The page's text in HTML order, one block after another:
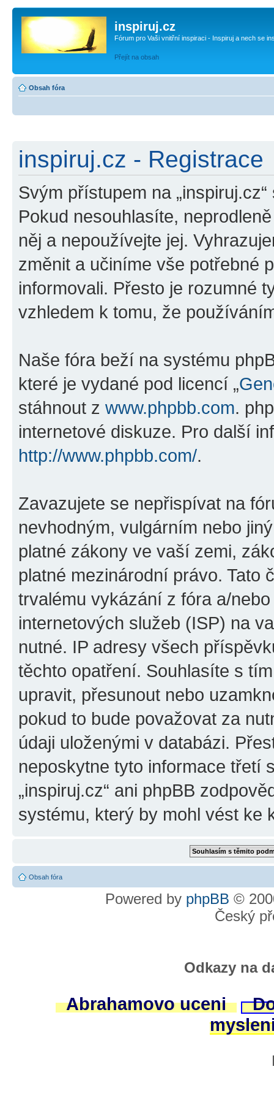
inspiruj.cz
Fórum pro Vaši vnitřní inspiraci - Inspiruj a nech se
Přejít na obsah
Obsah fóra
inspiruj.cz - Registrace
Svým přístupem na
Pokud nesouhlasíte,
něj a nepoužívejte jej.
změnit a učiníme vše potřebné
informovali. Přesto je rozumné
vzhledem k tomu, že
Naše fóra beží na systému
které je vydané pod licencí „
stáhnout z www.phpbb.com.
internetové diskuze. Pro další
http://www.phpbb.com/.
Zavazujete se nepřispívat na
nevhodným, vulgárním nebo
platné zákony ve vaší zemi,
platné mezinárodní právo. Tato
trvalému vykázání z fóra a/
internetových služeb (ISP) na
nutné. IP adresy všech
těchto opatření. Souhlasíte s
upravit, přesunout nebo
pokud to bude považovat za
údaji uloženými v databázi.
neposkytne tyto informace třetí
„inspiruj.cz“ ani phpBB
systému, který by mohl vést ke
Obsah fóra
Powered by phpBB ©
Český
Odkazy na
Abrahamovo uceni